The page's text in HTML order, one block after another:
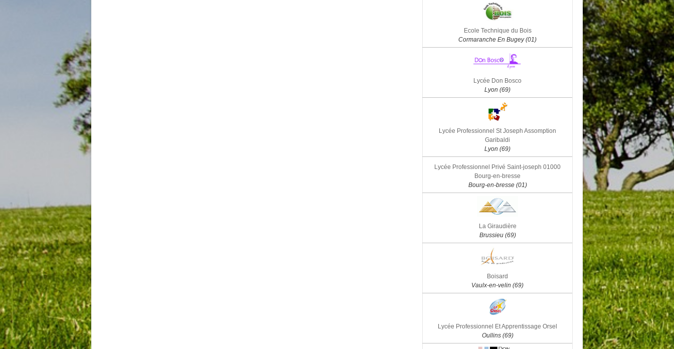
Ecole Technique du Bois
Cormaranche En Bugey (01)
Lycée Don Bosco
Lyon (69)
Lycée Professionnel St Joseph Assomption
Garibaldi
Lyon (69)
Lycée Professionnel Privé Saint-joseph 01000
Bourg-en-bresse
Bourg-en-bresse (01)
La Giraudière
Brussieu (69)
Boisard
Vaulx-en-velin (69)
Lycée Professionnel Et Apprentissage Orsel
Oullins (69)